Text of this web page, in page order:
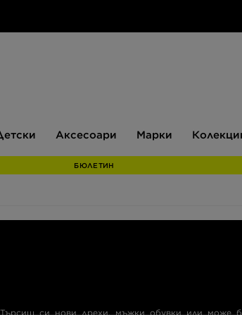
Аксесоари Марки
БЮЛЕТИН
си нови дрехи, мъжки обувки или може